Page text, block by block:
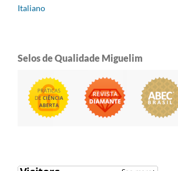
Italiano
Selos de Qualidade Miguelim